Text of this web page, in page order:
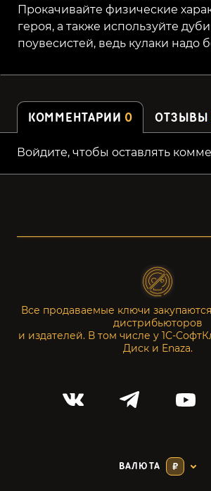
Прокачивайте физические
героя, а также используйте
поувесистей, ведь кулаки надо
КОММЕНТАРИИ 0 ОТЗЫВЫ
Войдите, чтобы оставлять
Все продаваемые ключи
дистрибьюторов
и издателей. В том числе у 1С-
Диск и Enaza.
ВАЛЮТА ₽